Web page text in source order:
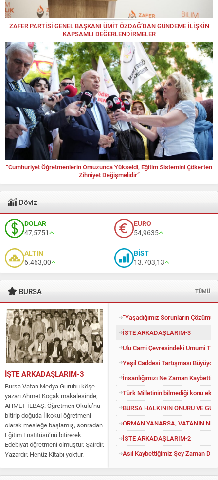
ZAFER PARTİSİ GENEL BAŞKANI ÜMİT ÖZDAĞ’DAN GÜNDEME İLİŞKİN
KAPSAMLI DEĞERLENDİRMELER
“Cumhuriyet Öğretmenlerin Omuzunda Yükseldi, Eğitim Sistemini Çökerten
Zihniyet Değişmelidir”
Döviz
DOLAR
47,5751
EURO
54,9635
ALTIN
6.463,00
BİST
13.703,13
BURSA TÜMÜ
İŞTE ARKADAŞLARIM-3
Bursa Vatan Medya Gurubu köşe
yazarı Ahmet Koçak makalesinde;
AHMET İLBAŞ: Öğretmen Okulu’nu
bitirip doğuda İlkokul öğretmeni
olarak mesleğe başlamış, sonradan
Eğitim Enstitüsü’nü bitirerek
Edebiyat öğretmeni olmuştur. Şairdir.
Yazardır. Henüz Kitabı yoktur.
diyenlere güler geçer. Yüce...
“Yaşadığımız Sorunların
İŞTE ARKADAŞLARIM-3
Ulu Cami Çevresindeki Umumi
Yeşil Caddesi Tartışması Büyüyor
İnsanlığımızı Ne Zaman Kaybettik?
Türk Milletinin bilmediği konu
BURSA HALKININ ONURU VE
ORMAN YANARSA, VATANIN
İŞTE ARKADAŞLARIM-2
Asıl Kaybettiğimiz Şey Zaman